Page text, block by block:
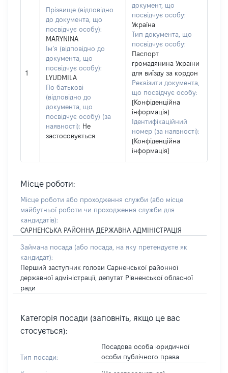
1
Прізвище (відповідно
до документа, що
посвідчує особу):
MARYNINA
Ім’я (відповідно до
документа, що
посвідчує особу):
LYUDMILA
По батькові
(відповідно до
документа, що
посвідчує особу) (за
наявності): Не
застосовується
документ, що
посвідчує особу:
Україна
Тип документа, що
посвідчує особу:
Паспорт
громадянина України
для виїзду за кордон
Реквізити документа,
що посвідчує особу:
[Конфіденційна
інформація]
Ідентифікаційний
номер (за наявності):
[Конфіденційна
інформація]
Місце роботи:
Місце роботи або проходження служби (або місце
майбутньої роботи чи проходження служби для
кандидатів):
САРНЕНСЬКА РАЙОННА ДЕРЖАВНА АДМІНІСТРАЦІЯ
Займана посада (або посада, на яку претендуєте як
кандидат):
Перший заступник голови Сарненської районної
державної адміністрації, депутат Рівненської обласної
ради
Категорія посади (заповніть, якщо це вас
стосується):
Тип посади:
Посадова особа юридичної
особи публічного права